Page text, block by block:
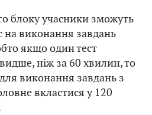
блоку учасники зможуть
на виконання завдань
якщо один тест
ніж за 60 хвилин, то
виконання завдань з
вкластися у 120